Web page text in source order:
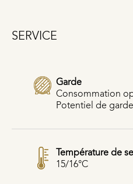
SERVICE
Garde
Consommation
Potentiel de
Température de
15/16°C